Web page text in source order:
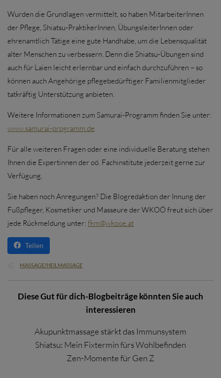
Wurden die Grundlagen vermittelt, so haben MitarbeiterInnen
der Pflege, Shiatsu-PraktikerInnen, ÜbungsleiterInnen oder
ehrenamtlich Tätige eine gute Handhabe, um die Lebensqualität
alter Menschen zu verbessern. Denn die Shiatsu-Übungen sind
auch für Laien leicht erlernbar und einfach durchzuführen – so
können auch Angehörige pflegebedürftiger Familienmitglieder
tatkräftig Unterstützung anbieten.
Weitere Informationen zum Samurai-Programm finden Sie unter:
www.samurai-programm.de
Für alle weiteren Fragen oder eine individuelle Beratung stehen
Ihnen die Expertinnen der oö. Fachinstitute jederzeit gerne zur
Verfügung.
Sie haben noch Anregungen? Die Blogredaktion der Innung der
Fußpfleger, Kosmetiker und Masseure der WKOÖ freut sich über
jede Rückmeldung unter: fkm@wkooe.at
Teilen
MASSAGE/HEILMASSAGE
Diese Gut für dich-Blogbeiträge könnten Sie auch
interessieren
Akupunktmassage stärkt das Immunsystem
Shiatsu: Mein Fixtermin fürs Wohlbefinden
Zen-Momente für Gen Z